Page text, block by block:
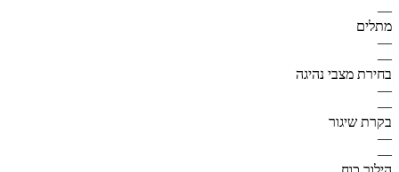
—
מתלים
—
—
בחירת מצבי נהיגה
—
—
בקרת שיגור
—
—